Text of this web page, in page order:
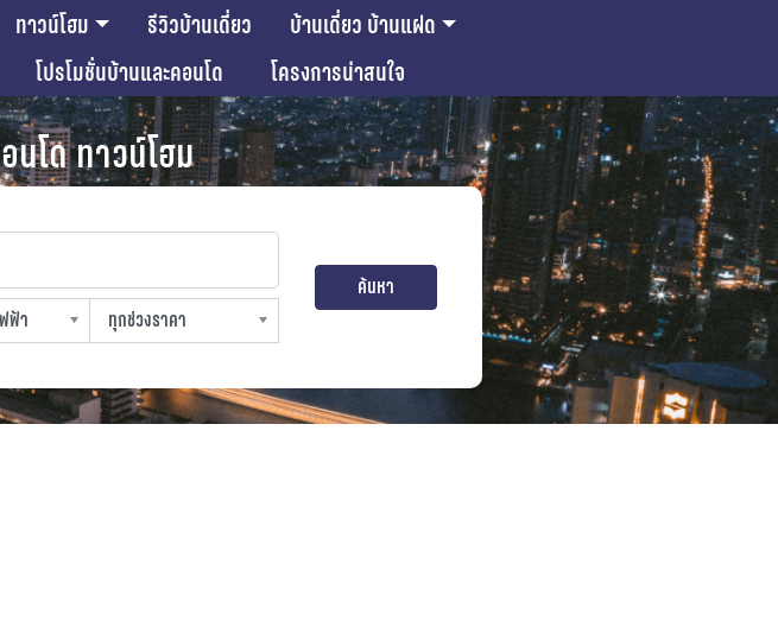
ทาวน์โฮม รีวิวบ้านเดี่ยว
บ้านเดี่ยว บ้านแฝด
โปรโมชั่นบ้านและคอนโด โครงการน่าสนใจ
โด ทาวน์โฮม
ฟ้า
ทุกช่วงราคา
ค้นหา